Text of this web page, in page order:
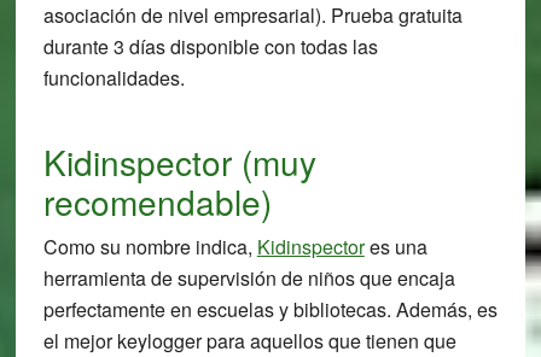
asociación de nivel empresarial). Prueba gratuita
durante 3 días disponible con todas las
funcionalidades.
Kidinspector (muy
recomendable)
Como su nombre indica, Kidinspectores una
herramienta de supervisión de niños que encaja
perfectamente en escuelas y bibliotecas. Además, es
el mejor keylogger para aquellos que tienen que